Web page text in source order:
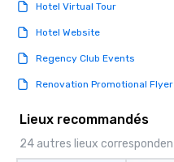
Hotel Virtual Tour
Hotel Website
Regency Club Events
Renovation Promotional Flyer
Lieux recommandés
24 autres lieux